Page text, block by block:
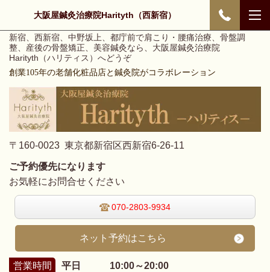
大阪屋鍼灸治療院Harityth（西新宿）
新宿、西新宿、中野坂上、都庁前で肩こり・腰痛治療、骨盤調
整、産後の骨盤矯正、美容鍼灸なら、大阪屋鍼灸治療院
Harityth（ハリティス）へどうぞ
創業105年の老舗化粧品店と鍼灸院がコラボレーション
〒160-0023 東京都新宿区西新宿6-26-11
ご予約優先になります
お気軽にお問合せください
070-2803-9934
ネット予約はこちら
営業時間
平日 10:00～20:00